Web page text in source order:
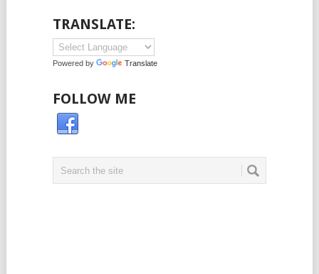
TRANSLATE:
Powered by Translate
FOLLOW ME